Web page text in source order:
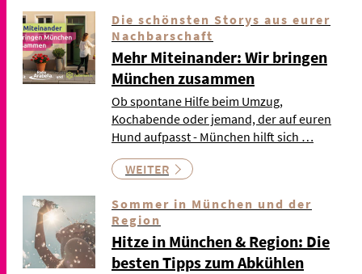
Die schönsten Storys aus eurer
Nachbarschaft
Mehr Miteinander: Wir bringen
München zusammen
Ob spontane Hilfe beim Umzug,
Kochabende oder jemand, der auf euren
Hund aufpasst - München hilft sich …
WEITER
Sommer in München und der
Region
Hitze in München & Region: Die
besten Tipps zum Abkühlen